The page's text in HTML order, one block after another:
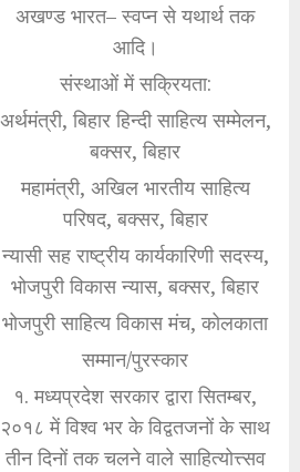
अखण्ड भारत– स्वप्न से यथार्थ तक
आदि।
संस्थाओं में सक्रियता:
अर्थमंत्री, बिहार हिन्दी साहित्य सम्मेलन,
बक्सर, बिहार
महामंत्री, अखिल भारतीय साहित्य
परिषद, बक्सर, बिहार
न्यासी सह राष्ट्रीय कार्यकारिणी सदस्य,
भोजपुरी विकास न्यास, बक्सर, बिहार
भोजपुरी साहित्य विकास मंच, कोलकाता
सम्मान/पुरस्कार
१. मध्यप्रदेश सरकार द्वारा सितम्बर,
२०१८ में विश्व भर के विद्वतजनों के साथ
तीन दिनों तक चलने वाले साहित्योत्त्सव